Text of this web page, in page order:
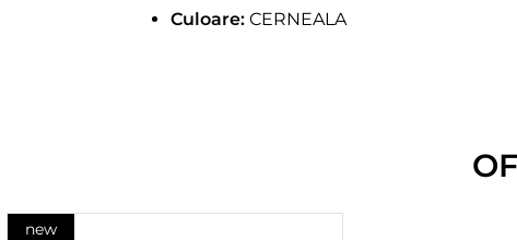
Culoare: CERNEALA
new